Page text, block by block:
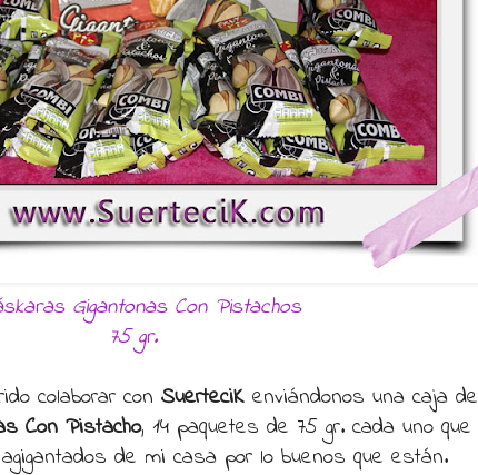
Gigantonas Con Pistachos
75 gr.
colaborar con SuerteciK enviándonos una caja de
Con Pistacho, 14 paquetes de 75 gr. cada uno que
de mi casa por lo buenos que están.